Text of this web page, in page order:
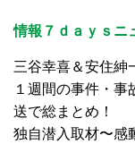
情報７ｄａｙｓニ
三谷幸喜＆安住紳
１週間の事件・
送で総まとめ！
独自潜入取材〜感